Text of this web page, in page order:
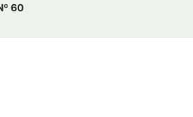
60